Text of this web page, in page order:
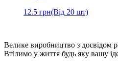
12.5 грн(Від 20 шт)
Велике виробництво з досвідом
Втілимо у життя будь яку вашу